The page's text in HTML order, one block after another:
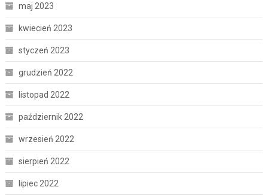
maj 2023
kwiecień 2023
styczeń 2023
grudzień 2022
listopad 2022
październik 2022
wrzesień 2022
sierpień 2022
lipiec 2022